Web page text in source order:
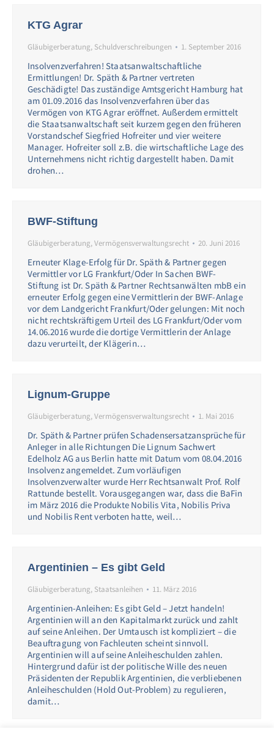
KTG Agrar
Gläubigerberatung, Schuldverschreibungen 1. September 2016
Insolvenzverfahren! Staatsanwaltschaftliche
Ermittlungen! Dr. Späth & Partner vertreten
Geschädigte! Das zuständige Amtsgericht Hamburg hat
am 01.09.2016 das Insolvenzverfahren über das
Vermögen von KTG Agrar eröffnet. Außerdem ermittelt
die Staatsanwaltschaft seit kurzem gegen den früheren
Vorstandschef Siegfried Hofreiter und vier weitere
Manager. Hofreiter soll z.B. die wirtschaftliche Lage des
Unternehmens nicht richtig dargestellt haben. Damit
drohen…
BWF-Stiftung
Gläubigerberatung,Vermögensverwaltungsrecht 20. Juni 2016
Erneuter Klage-Erfolg für Dr. Späth & Partner gegen
Vermittler vor LG Frankfurt/Oder In Sachen BWF-
Stiftung ist Dr. Späth & Partner Rechtsanwälten mbB ein
erneuter Erfolg gegen eine Vermittlerin der BWF-Anlage
vor dem Landgericht Frankfurt/Oder gelungen: Mit noch
nicht rechtskräftigem Urteil des LG Frankfurt/Oder vom
14.06.2016 wurde die dortige Vermittlerin der Anlage
dazu verurteilt, der Klägerin…
Lignum-Gruppe
Gläubigerberatung,Vermögensverwaltungsrecht 1. Mai 2016
Dr. Späth & Partner prüfen Schadensersatzansprüche für
Anleger in alle Richtungen Die Lignum Sachwert
Edelholz AG aus Berlin hatte mit Datum vom 08.04.2016
Insolvenz angemeldet. Zum vorläufigen
Insolvenzverwalter wurde Herr Rechtsanwalt Prof. Rolf
Rattunde bestellt. Vorausgegangen war, dass die BaFin
im März 2016 die Produkte Nobilis Vita, Nobilis Priva
und Nobilis Rent verboten hatte, weil…
Argentinien – Es gibt Geld
Gläubigerberatung, Staatsanleihen 11. März 2016
Argentinien-Anleihen: Es gibt Geld – Jetzt handeln!
Argentinien will an den Kapitalmarkt zurück und zahlt
auf seine Anleihen. Der Umtausch ist kompliziert – die
Beauftragung von Fachleuten scheint sinnvoll.
Argentinien will auf seine Anleiheschulden zahlen.
Hintergrund dafür ist der politische Wille des neuen
Präsidenten der Republik Argentinien, die verbliebenen
Anleiheschulden (Hold Out-Problem) zu regulieren,
damit…